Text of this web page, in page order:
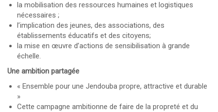
la mobilisation des ressources humaines et logistiques
nécessaires ;
l’implication des jeunes, des associations, des
établissements éducatifs et des citoyens;
la mise en œuvre d’actions de sensibilisation à grande
échelle.
Une ambition partagée
« Ensemble pour une Jendouba propre, attractive et durable
»
Cette campagne ambitionne de faire de la propreté et du